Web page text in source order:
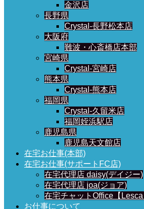
金沢店
長野県
Crystal-長野松本店
大阪府
難波・心斎橋店本部
宮崎県
Crystal-宮崎店
熊本県
Crystal-熊本店
福岡県
Crystal-久留米店
福岡姪浜駅店
鹿児島県
鹿児島天文館店
在宅お仕事(本部)
在宅お仕事(サポートFC店)
在宅代理店 daisy(デイジー)
在宅代理店 joa(ジョア)
在宅チャットOffice【
お仕事について